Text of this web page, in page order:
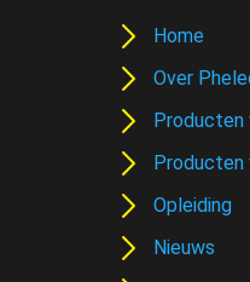
Home
Over
Producten
Producten
Opleiding
Nieuws